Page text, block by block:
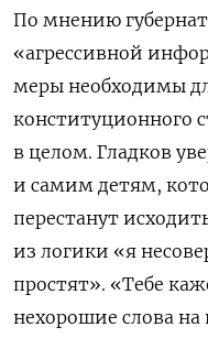
По мнению
«агрессивной
меры необходимы
конституционного
в целом. Гладков
и самим детям,
перестанут
из логики «я
простят». «Тебе
нехорошие слова